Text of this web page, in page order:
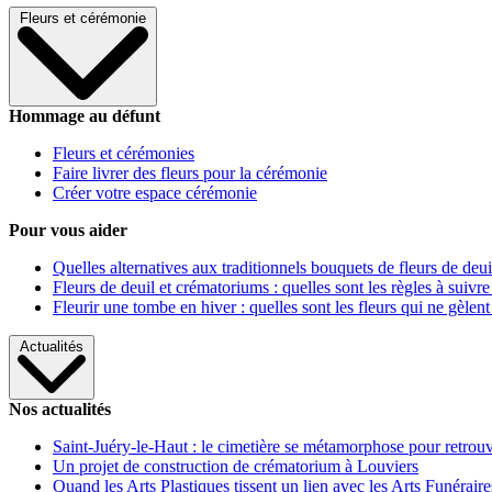
Fleurs et cérémonie
Hommage au défunt
Fleurs et cérémonies
Faire livrer des fleurs pour la cérémonie
Créer votre espace cérémonie
Pour vous aider
Quelles alternatives aux traditionnels bouquets de fleurs de
Fleurs de deuil et crématoriums : quelles sont les règles à
Fleurir une tombe en hiver : quelles sont les fleurs qui ne gèlent
Actualités
Nos actualités
Saint-Juéry-le-Haut : le cimetière se métamorphose pour
Un projet de construction de crématorium à Louviers
Quand les Arts Plastiques tissent un lien avec les Arts